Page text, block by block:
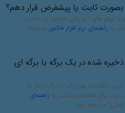
بصورت ثابت یا پیشفرض قرار دهم؟
و یا فیلم های آموزشی موجود در سایت
به راهنمای نرم افزار فاکتور مراجعه
شده در یک برگه با برگه ای
کردن اطلاعات هر برگ به برگ دیگر به
برای اطلاعات بیشتر به راهنمای
مراجعه کنید